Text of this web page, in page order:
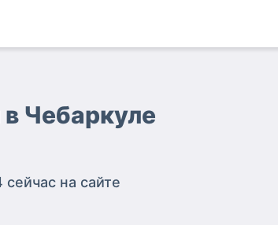
Чебаркуле
сейчас на сайте